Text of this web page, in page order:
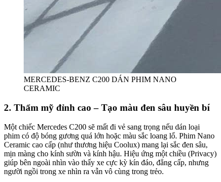
MERCEDES-BENZ C200 DÁN PHIM NANO
CERAMIC
2. Thẩm mỹ đỉnh cao – Tạo màu đen sâu huyền bí
Một chiếc Mercedes C200 sẽ mất đi vẻ sang trọng nếu dán loại
phim có độ bóng gương quá lớn hoặc màu sắc loang lổ. Phim Nano
Ceramic cao cấp (như thương hiệu Coolux) mang lại sắc đen sâu,
mịn màng cho kính sườn và kính hậu. Hiệu ứng một chiều (Privacy)
giúp bên ngoài nhìn vào thấy xe cực kỳ kín đáo, đẳng cấp, nhưng
người ngồi trong xe nhìn ra vẫn vô cùng trong trẻo.